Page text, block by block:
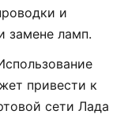
и
замене ламп.
привести к
сети Лада